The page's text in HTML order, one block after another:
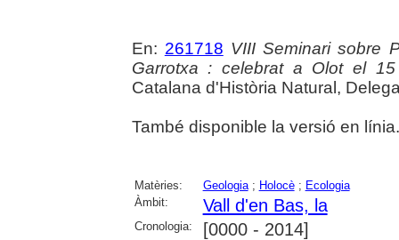
En: 261718 VIII Seminari sobre
Garrotxa : celebrat a Olot el
Catalana d'Història Natural,
També disponible la versió en
Matèries: Geologia; Holocè; Ecologia
Àmbit:
Vall d'en Bas, la
Cronologia: [0000 - 2014]